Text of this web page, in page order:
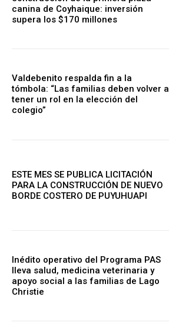
canina de Coyhaique: inversión
supera los $170 millones
Valdebenito respalda fin a la
tómbola: “Las familias deben volver a
tener un rol en la elección del
colegio”
ESTE MES SE PUBLICA LICITACIÓN
PARA LA CONSTRUCCIÓN DE NUEVO
BORDE COSTERO DE PUYUHUAPI
Inédito operativo del Programa PAS
lleva salud, medicina veterinaria y
apoyo social a las familias de Lago
Christie